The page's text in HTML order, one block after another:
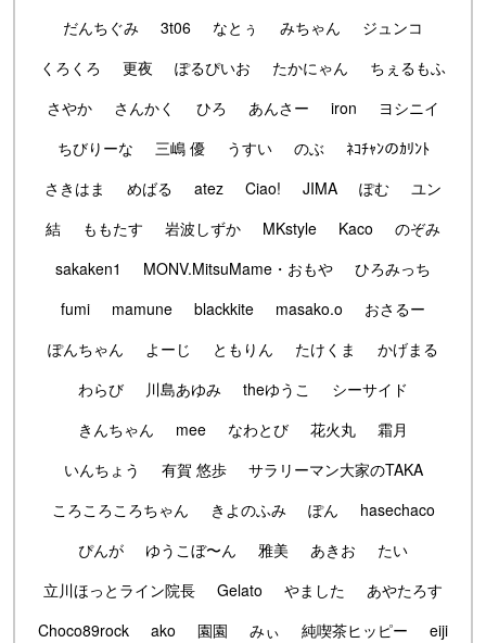
だんちぐみ
3t06 なとぅ みちゃん
ジュンコ
くろくろ
更夜 ぽるぴいお たかにゃん
ちぇるもふ
さやか
さんかく ひろ あんさー iron
ヨシニイ
ちびりーな
三嶋 優 うすい のぶ
ﾈｺﾁｬﾝのｶﾘﾝﾄ
さきはま
めばる atez Ciao! JIMA ぽむ
ユン
結
ももたす 岩波しずか MKstyle Kaco
のぞみ
sakaken1
MONV.MitsuMame・おもや
ひろみっち
fumi
mamune blackkite masako.o
おさるー
ぽんちゃん
よーじ ともりん たけくま
かげまる
わらび
川島あゆみ theゆうこ
シーサイド
きんちゃん
mee なわとび 花火丸
霜月
いんちょう
有賀 悠歩
サラリーマン大家のTAKA
ころころころちゃん
きよのふみ ぽん
hasechaco
ぴんが
ゆうこぼ〜ん 雅美 あきお
たい
立川ほっとライン院長
Gelato やました
あやたろす
Choco89rock
ako 園園 みぃ 純喫茶ヒッピー
eiji